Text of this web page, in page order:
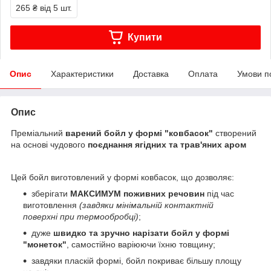
265 ₴ від 5 шт.
Купити
Опис Характеристики Доставка Оплата Умови
Опис
Преміальний варений бойл у формі "ковбасок" створений
на основі чудового поєднання ягідних та трав'яних аром
Цей бойл виготовлений у формі ковбасок, що дозволяє:
зберігати МАКСИМУМ поживних речовин під час
виготовлення (завдяки мінімальній контактній
поверхні при термообробці);
дуже швидко та зручно нарізати бойл у формі
"монеток" , самостійно варіюючи їхню товщину;
завдяки пласкій формі, бойл покриває більшу площу